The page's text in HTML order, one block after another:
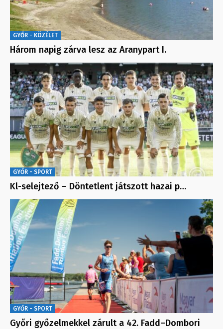
GYŐR - KÖZÉLET
Három napig zárva lesz az Aranypart I.
GYŐR - SPORT
Kl-selejtező – Döntetlent játszott hazai p…
GYŐR - SPORT
Győri győzelmekkel zárult a 42. Fadd–Dombori